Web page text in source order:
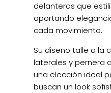
delanteras que
aportando
cada movimiento.
Su diseño talle a la
laterales y pernera
una elección ideal
buscan un look